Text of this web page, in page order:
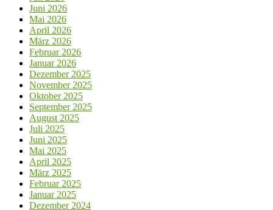
Juni 2026
Mai 2026
April 2026
März 2026
Februar 2026
Januar 2026
Dezember 2025
November 2025
Oktober 2025
September 2025
August 2025
Juli 2025
Juni 2025
Mai 2025
April 2025
März 2025
Februar 2025
Januar 2025
Dezember 2024